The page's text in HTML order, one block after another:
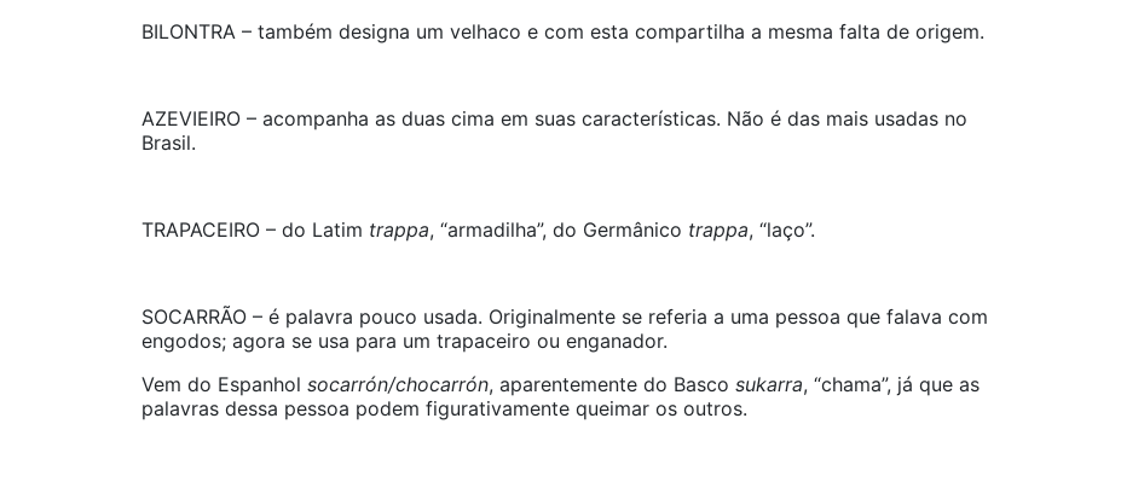
BILONTRA – também designa um velhaco e com esta compartilha a mesma falta de origem.
AZEVIEIRO – acompanha as duas cima em suas características. Não é das mais usadas no
Brasil.
TRAPACEIRO – do Latim trappa, “armadilha”, do Germânico trappa, “laço”.
SOCARRÃO – é palavra pouco usada. Originalmente se referia a uma pessoa que falava com
engodos; agora se usa para um trapaceiro ou enganador.
Vem do Espanhol socarrón/chocarrón, aparentemente do Basco sukarra, “chama”, já que as
palavras dessa pessoa podem figurativamente queimar os outros.